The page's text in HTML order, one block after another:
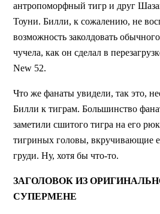
антропоморфный тигр и друг
Тоуни. Билли, к сожалению, не
возможность заколдовать
чучела, как он сделал в
New 52.
Что же фанаты увидели, так это,
Билли к тиграм. Большинство
заметили сшитого тигра на его
тигриных головы, вкручивающие
груди. Ну, хотя бы что-то.
ЗАГОЛОВОК ИЗ
СУПЕРМЕНЕ